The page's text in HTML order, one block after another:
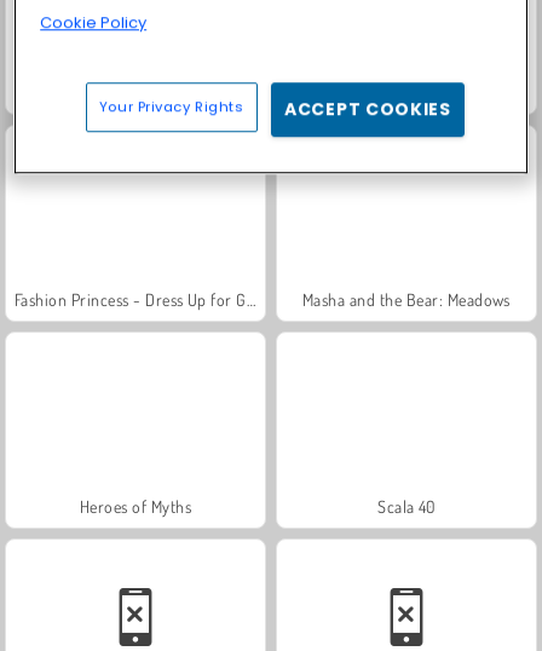
Trollface Quest: USA 2
Masha and the Bear: Meadows
Heroes of Myths Scala 40
Cookie Policy
Your Privacy Rights ACCEPT COOKIES